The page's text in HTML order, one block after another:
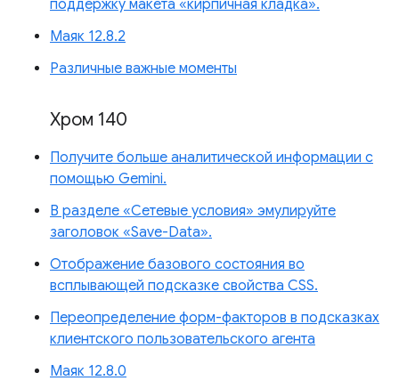
поддержку макета «кирпичная кладка».
Маяк 12.8.2
Различные важные моменты
Хром 140
Получите больше аналитической информации с
помощью Gemini.
В разделе «Сетевые условия» эмулируйте
заголовок «Save-Data».
Отображение базового состояния во
всплывающей подсказке свойства CSS.
Переопределение форм-факторов в подсказках
клиентского пользовательского агента
Маяк 12.8.0